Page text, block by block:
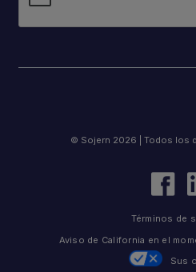
© Sojern 2026 | Todos los
Términos de
Aviso de California en el
Sus